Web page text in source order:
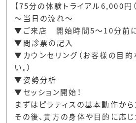
【75分の体験トライアル6,000円（
～当日の流れ～
▼ご来店 開始時間5～10分前に
▼問診票の記入
▼カウンセリング（お客様の目的
い。）
▼姿勢分析
▼セッション開始！
まずはピラティスの基本動作から
その後、貴方の身体や目的に応